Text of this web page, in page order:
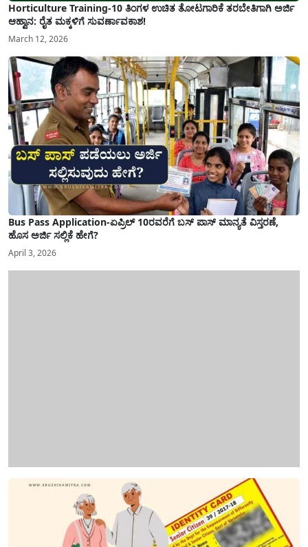
Horticulture Training-10 ತಿಂಗಳ ಉಚಿತ ತೋಟಗಾರಿಕೆ ತರಬೇತಿಗಾಗಿ ಅರ್ಜಿ
ಆಹ್ವಾನ: ರೈತ ಮಕ್ಕಳಿಗೆ ಸುವರ್ಣಾವಕಾಶ!
March 12, 2026
Bus Pass Application-ಏಪ್ರಿಲ್ 10ರವರೆಗೆ ಬಸ್ ಪಾಸ್ ಮಾನ್ಯತೆ ವಿಸ್ತರಣೆ,
ಹೊಸ ಅರ್ಜಿ ಸಲ್ಲಿಕೆ ಹೇಗೆ?
April 3, 2026